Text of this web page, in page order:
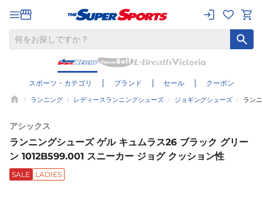
スポーツ・カテゴリ ブランド セール クーポン
ランニング レディースランニングシューズ ジョギングシューズ ラン
アシックス
ランニングシューズ ゲル キュムラス26 ブラック グリー
ン 1012B599.001 スニーカー ジョグ クッション性
SALE LADIES